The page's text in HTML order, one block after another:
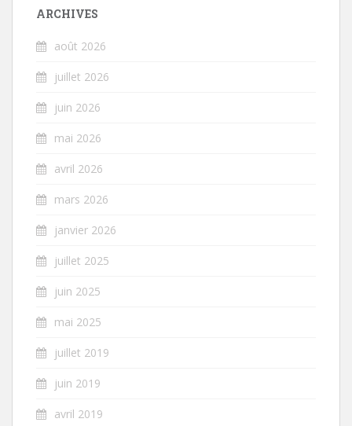
ARCHIVES
août 2026
juillet 2026
juin 2026
mai 2026
avril 2026
mars 2026
janvier 2026
juillet 2025
juin 2025
mai 2025
juillet 2019
juin 2019
avril 2019